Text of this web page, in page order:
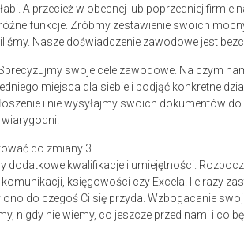
A przecież w obecnej lub poprzedniej firmie
funkcje. Zróbmy zestawienie swoich
Nasze doświadczenie zawodowe jest
swoje cele zawodowe. Na czym
miejsca dla siebie i podjąć konkretne
i nie wysyłajmy swoich dokumentów
dodatkowe kwalifikacje i umiejętności.
księgowości czy Excela. Ile razy
ono do czegoś Ci się przyda. Wzbogacanie
nigdy nie wiemy, co jeszcze przed nami i co